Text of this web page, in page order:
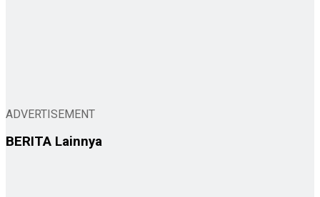
ADVERTISEMENT
BERITA Lainnya